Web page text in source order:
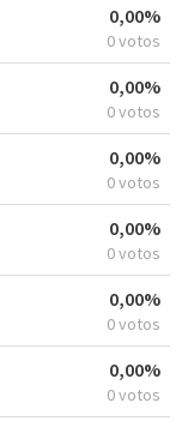
0,00%
0 votos
0,00%
0 votos
0,00%
0 votos
0,00%
0 votos
0,00%
0 votos
0,00%
0 votos